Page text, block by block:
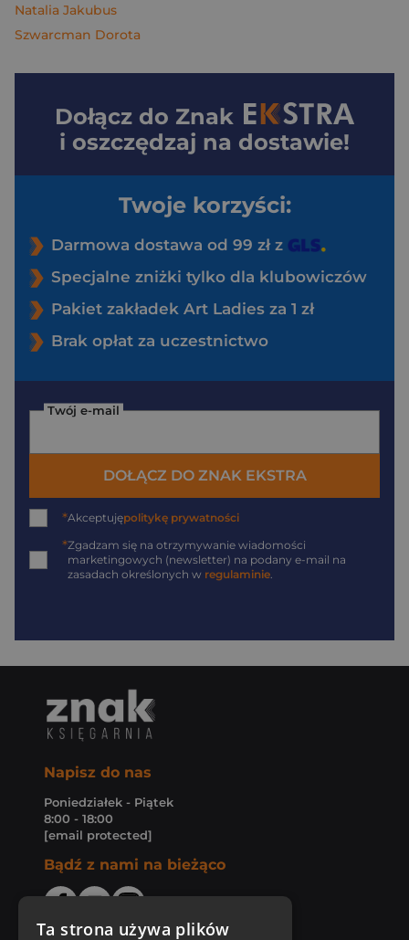
Natalia Jakubus
Szwarcman Dorota
Dołącz do Znak
i oszczędzaj na dostawie!
Twoje korzyści:
Darmowa dostawa od 99 zł z
Specjalne zniżki tylko dla klubowiczów
Pakiet zakładek Art Ladies za 1 zł
Brak opłat za uczestnictwo
Twój e-mail
DOŁĄCZ DO ZNAK EKSTRA
*Akceptujępolitykę prywatności
*Zgadzam się na otrzymywanie wiadomości
marketingowych (newsletter) na podany e-mail na
zasadach określonych w regulaminie.
Napisz do nas
Poniedziałek - Piątek
8:00 - 18:00
[email protected]
Bądź z nami na bieżąco
Ta strona używa plików